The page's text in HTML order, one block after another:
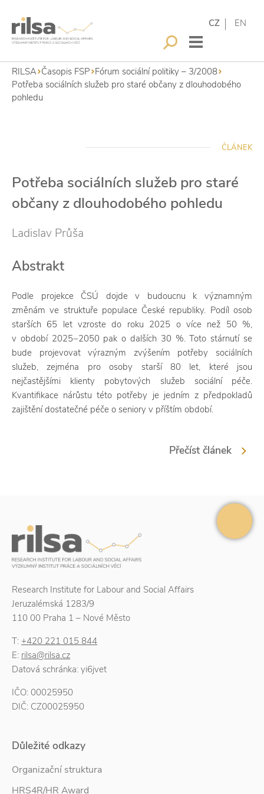
CZ EN
RILSA Časopis FSP Fórum sociální politiky – 3/2008
Potřeba sociálních služeb pro staré občany z dlouhodobého
pohledu
ČLÁNEK
Potřeba sociálních služeb pro staré
občany z dlouhodobého pohledu
Ladislav Průša
Abstrakt
Podle projekce ČSÚ dojde v budoucnu k významným
změnám ve struktuře populace České republiky. Podíl osob
starších 65 let vzroste do roku 2025 o více než 50 %,
v období 2025−2050 pak o dalších 30 %. Toto stárnutí se
bude projevovat výrazným zvýšením potřeby sociálních
služeb, zejména pro osoby starší 80 let, které jsou
nejčastějšími klienty pobytových služeb sociální péče.
Kvantifikace nárůstu této potřeby je jedním z předpokladů
zajištění dostatečné péče o seniory v příštím období.
Přečíst článek
Research Institute for Labour and Social Affairs
Jeruzalémská 1283/9
110 00 Praha 1 – Nové Město
T: +420 221 015 844
E: rilsa@rilsa.cz
Datová schránka: yi6jvet
IČO: 00025950
DIČ: CZ00025950
Důležité odkazy
Organizační struktura
HRS4R/HR Award